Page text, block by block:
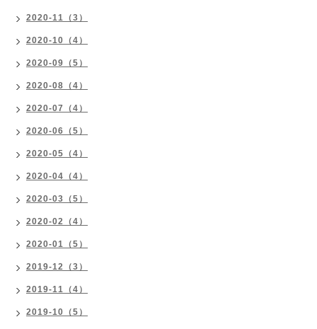
2020-11（3）
2020-10（4）
2020-09（5）
2020-08（4）
2020-07（4）
2020-06（5）
2020-05（4）
2020-04（4）
2020-03（5）
2020-02（4）
2020-01（5）
2019-12（3）
2019-11（4）
2019-10（5）